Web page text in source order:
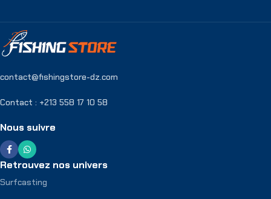
contact@fishingstore-dz.com
Contact : +213 558 17 10 58
Nous suivre
Retrouvez nos univers
Surfcasting